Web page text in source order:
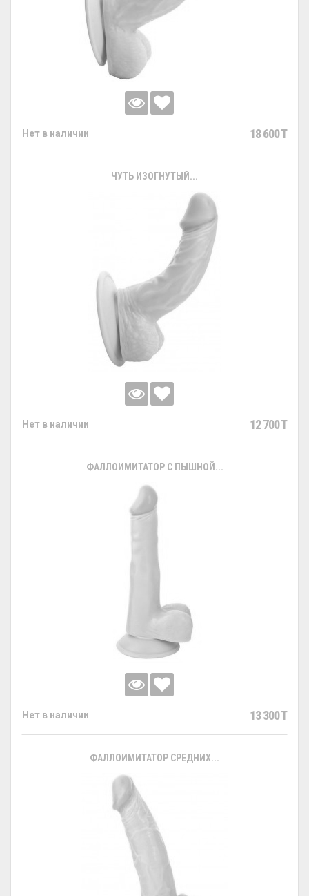
Нет в наличии 18 600 T
ЧУТЬ ИЗОГНУТЫЙ...
Нет в наличии 12 700 T
ФАЛЛОИМИТАТОР С ПЫШНОЙ...
Нет в наличии 13 300 T
ФАЛЛОИМИТАТОР СРЕДНИХ...